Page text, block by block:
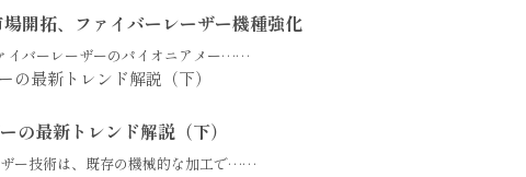
開拓、ファイバーレーザー機種強化
イバーレーザーのパイオニアメー……
の最新トレンド解説（下）
ー技術は、既存の機械的な加工で……